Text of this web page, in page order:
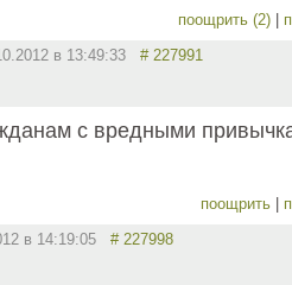
поощрить (2)
в 13:49:33 # 227991
с вредными
поощрить
в 14:19:05 # 227998